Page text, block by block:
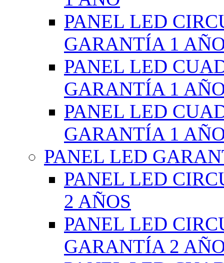
PANEL LED
GARANTÍA 1
PANEL LED
GARANTÍA 1
PANEL LED
GARANTÍA 1
PANEL LED
PANEL LED
2 AÑOS
PANEL LED
GARANTÍA 2